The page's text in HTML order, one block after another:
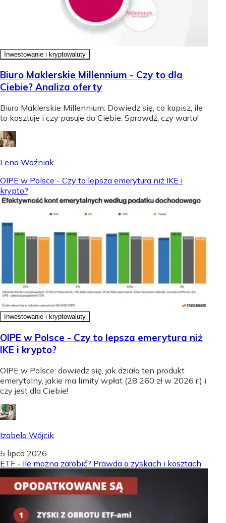
Inwestowanie i kryptowaluty
Biuro Maklerskie Millennium - Czy to dla
Ciebie? Analiza oferty
Biuro Maklerskie Millennium: Dowiedz się, co kupisz, ile
to kosztuje i czy pasuje do Ciebie. Sprawdź, czy warto!
Lena Woźniak
OIPE w Polsce - Czy to lepsza emerytura niż IKE i
krypto?
Inwestowanie i kryptowaluty
OIPE w Polsce - Czy to lepsza emerytura niż
IKE i krypto?
OIPE w Polsce: dowiedz się, jak działa ten produkt
emerytalny, jakie ma limity wpłat (28 260 zł w 2026 r.) i
czy jest dla Ciebie!
Izabela Wójcik
5 lipca 2026
ETF - Ile można zarobić? Prawda o zyskach i kosztach